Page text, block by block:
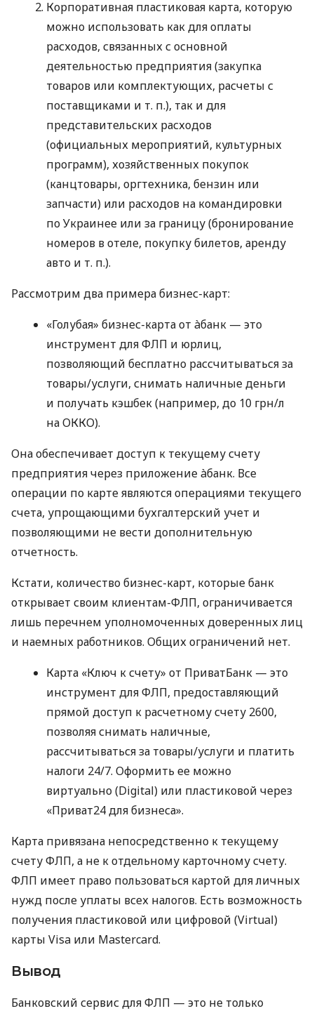
Корпоративная пластиковая карта, которую
можно использовать как для оплаты
расходов, связанных с основной
деятельностью предприятия (закупка
товаров или комплектующих, расчеты с
поставщиками и т. п.), так и для
представительских расходов
(официальных мероприятий, культурных
программ), хозяйственных покупок
(канцтовары, оргтехника, бензин или
запчасти) или расходов на командировки
по Украинее или за границу (бронирование
номеров в отеле, покупку билетов, аренду
авто и т. п.).
Рассмотрим два примера бизнес-карт:
«Голубая» бизнес-карта от àбанк — это
инструмент для ФЛП и юрлиц,
позволяющий бесплатно рассчитываться за
товары/услуги, снимать наличные деньги
и получать кэшбек (например, до 10 грн/л
на ОККО).
Она обеспечивает доступ к текущему счету
предприятия через приложение àбанк. Все
операции по карте являются операциями текущего
счета, упрощающими бухгалтерский учет и
позволяющими не вести дополнительную
отчетность.
Кстати, количество бизнес-карт, которые банк
открывает своим клиентам-ФЛП, ограничивается
лишь перечнем уполномоченных доверенных лиц
и наемных работников. Общих ограничений нет.
Карта «Ключ к счету» от ПриватБанк — это
инструмент для ФЛП, предоставляющий
прямой доступ к расчетному счету 2600,
позволяя снимать наличные,
рассчитываться за товары/услуги и платить
налоги 24/7. Оформить ее можно
виртуально (Digital) или пластиковой через
«Приват24 для бизнеса».
Карта привязана непосредственно к текущему
счету ФЛП, а не к отдельному карточному счету.
ФЛП имеет право пользоваться картой для личных
нужд после уплаты всех налогов. Есть возможность
получения пластиковой или цифровой (Virtual)
карты Visa или Mastercard.
Вывод
Банковский сервис для ФЛП — это не только